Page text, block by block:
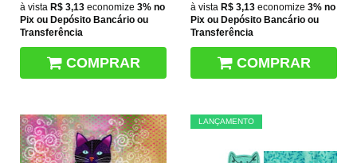
à vista R$ 3,13 economize 3% no
Pix ou Depósito Bancário ou
Transferência
COMPRAR
à vista R$ 3,13 economize 3% no
Pix ou Depósito Bancário ou
Transferência
COMPRAR
LANÇAMENTO